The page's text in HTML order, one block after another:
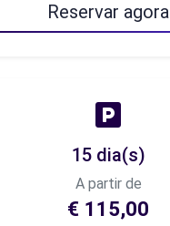
Reservar agora
15 dia(s)
A partir de
€ 115,00